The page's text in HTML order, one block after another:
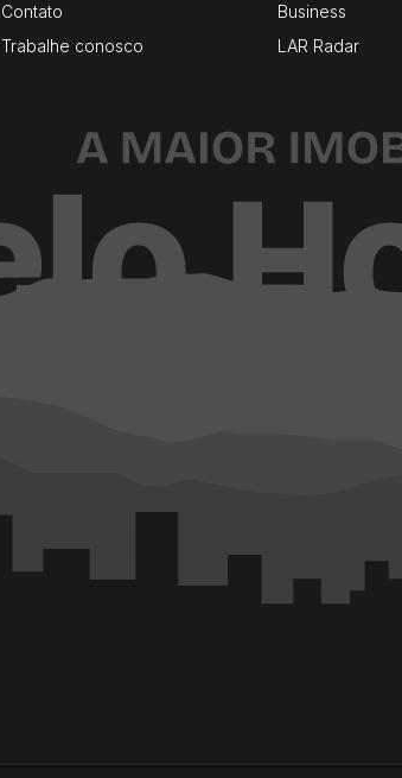
Contato
Trabalhe conosco
Business
LAR Radar